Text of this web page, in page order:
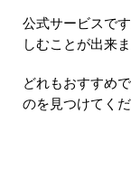
公式サービスで
しむことが出来ま
どれもおすすめ
のを見つけてくだ